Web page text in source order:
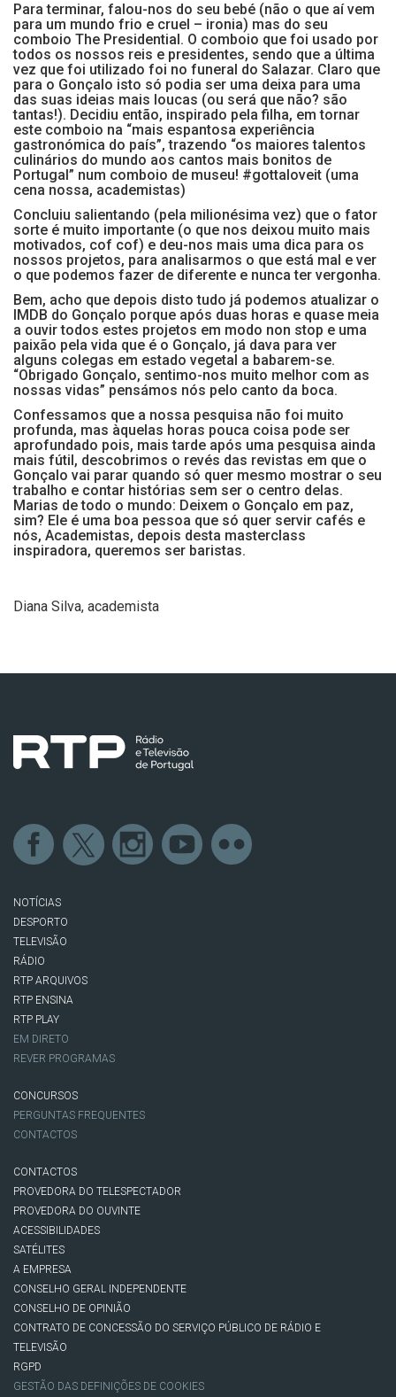
Para terminar, falou-nos do seu bebé (não o que aí vem
para um mundo frio e cruel – ironia) mas do seu
comboio The Presidential. O comboio que foi usado por
todos os nossos reis e presidentes, sendo que a última
vez que foi utilizado foi no funeral do Salazar. Claro que
para o Gonçalo isto só podia ser uma deixa para uma
das suas ideias mais loucas (ou será que não? são
tantas!). Decidiu então, inspirado pela filha, em tornar
este comboio na “mais espantosa experiência
gastronómica do país”, trazendo “os maiores talentos
culinários do mundo aos cantos mais bonitos de
Portugal” num comboio de museu! #gottaloveit (uma
cena nossa, academistas)
Concluiu salientando (pela milionésima vez) que o fator
sorte é muito importante (o que nos deixou muito mais
motivados, cof cof) e deu-nos mais uma dica para os
nossos projetos, para analisarmos o que está mal e ver
o que podemos fazer de diferente e nunca ter vergonha.
Bem, acho que depois disto tudo já podemos atualizar o
IMDB do Gonçalo porque após duas horas e quase meia
a ouvir todos estes projetos em modo non stop e uma
paixão pela vida que é o Gonçalo, já dava para ver
alguns colegas em estado vegetal a babarem-se.
“Obrigado Gonçalo, sentimo-nos muito melhor com as
nossas vidas” pensámos nós pelo canto da boca.
Confessamos que a nossa pesquisa não foi muito
profunda, mas àquelas horas pouca coisa pode ser
aprofundado pois, mais tarde após uma pesquisa ainda
mais fútil, descobrimos o revés das revistas em que o
Gonçalo vai parar quando só quer mesmo mostrar o seu
trabalho e contar histórias sem ser o centro delas.
Marias de todo o mundo: Deixem o Gonçalo em paz,
sim? Ele é uma boa pessoa que só quer servir cafés e
nós, Academistas, depois desta masterclass
inspiradora, queremos ser baristas.
Diana Silva, academista
NOTÍCIAS
DESPORTO
TELEVISÃO
RÁDIO
RTP ARQUIVOS
RTP ENSINA
RTP PLAY
EM DIRETO
REVER PROGRAMAS
CONCURSOS
PERGUNTAS FREQUENTES
CONTACTOS
CONTACTOS
PROVEDORA DO TELESPECTADOR
PROVEDORA DO OUVINTE
ACESSIBILIDADES
SATÉLITES
A EMPRESA
CONSELHO GERAL INDEPENDENTE
CONSELHO DE OPINIÃO
CONTRATO DE CONCESSÃO DO SERVIÇO PÚBLICO DE RÁDIO E
TELEVISÃO
RGPD
GESTÃO DAS DEFINIÇÕES DE COOKIES